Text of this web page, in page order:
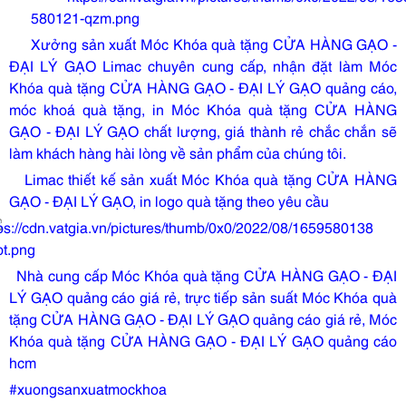
Xưởng sản xuất Móc Khóa quà tặng CỬA HÀNG GẠO -
ĐẠI LÝ GẠO Limac chuyên cung cấp, nhận đặt làm Móc
Khóa quà tặng CỬA HÀNG GẠO - ĐẠI LÝ GẠO quảng cáo,
móc khoá quà tặng, in Móc Khóa quà tặng CỬA HÀNG
GẠO - ĐẠI LÝ GẠO chất lượng, giá thành rẻ chắc chắn sẽ
làm khách hàng hài lòng về sản phẩm của chúng tôi.
Limac thiết kế sản xuất Móc Khóa quà tặng CỬA HÀNG
GẠO - ĐẠI LÝ GẠO, in logo quà tặng theo yêu cầu
Nhà cung cấp Móc Khóa quà tặng CỬA HÀNG GẠO - ĐẠI
LÝ GẠO quảng cáo giá rẻ, trực tiếp sản suất Móc Khóa quà
tặng CỬA HÀNG GẠO - ĐẠI LÝ GẠO quảng cáo giá rẻ, Móc
Khóa quà tặng CỬA HÀNG GẠO - ĐẠI LÝ GẠO quảng cáo
hcm
#xuongsanxuatmockhoa